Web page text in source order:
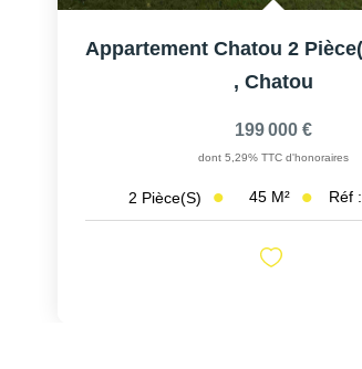
,Chatou
199 000 €
dont 5,29% TTC d'honoraires
2 Pièce(s) 45 M² Réf :